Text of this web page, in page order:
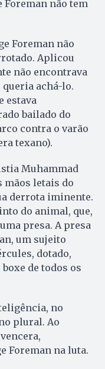
Foreman não tem
Foreman não
Aplicou
não encontrava
queria achá-lo.
estava
bailado do
contra o varão
texano).
Muhammad
mãos letais do
derrota iminente.
do animal, que,
presa. A presa
um sujeito
dotado,
de todos os
no
plural. Ao
Foreman na luta.